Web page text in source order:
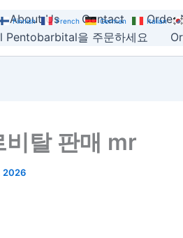
About Us Contact
Order
Pentobarbital을 주문하세요
비탈 판매 mr
2026
Finnish French German Italian